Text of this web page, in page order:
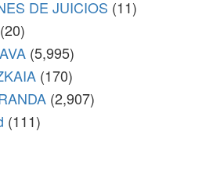
DE JUICIOS (11)
(20)
(5,995)
(170)
(2,907)
(111)